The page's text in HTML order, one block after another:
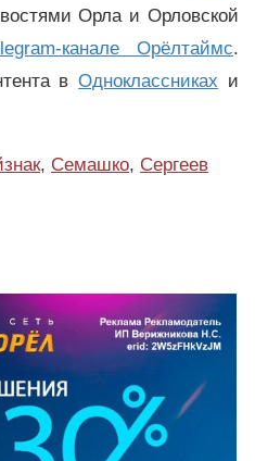
Орла и Орловской
канале Орёлтаймс.
вОдноклассниках и
, Семашко, Сергеев